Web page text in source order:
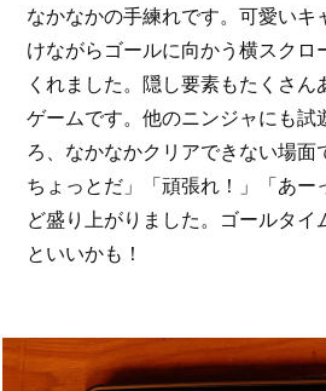
なかなかの手練れです。可愛いキ
けながらゴールに向かう横スクロ
くれました。隠し要素もたくさん
ゲームです。他のニンジャにも試
ろ、なかなかクリアできない場面
ちょっとだ」「頑張れ！」「あー
ど盛り上がりました。ゴールタイ
といいかも！